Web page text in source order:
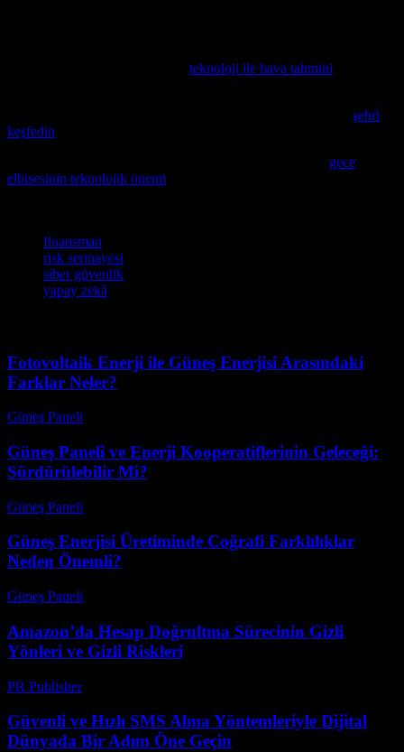
teknoloji ile hava tahmini
şehri
keşfedin
gece
elbisesinin teknolojik önemi
finansman
risk sermayesi
siber güvenlik
yapay zekâ
Fotovoltaik Enerji ile Güneş Enerjisi Arasındaki
Farklar Neler?
Güneş Paneli
Güneş Paneli ve Enerji Kooperatiflerinin Geleceği:
Sürdürülebilir Mi?
Güneş Paneli
Güneş Enerjisi Üretiminde Coğrafi Farklılıklar
Neden Önemli?
Güneş Paneli
Amazon’da Hesap Doğrultma Sürecinin Gizli
Yönleri ve Gizli Riskleri
PR Publisher-
Güvenli ve Hızlı SMS Alma Yöntemleriyle Dijital
Dünyada Bir Adım Öne Geçin